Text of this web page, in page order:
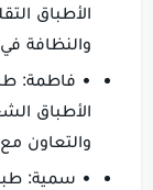
الأطباق
والنظافة
• فاطمة:
الأطباق
والتعاون
• سمية: